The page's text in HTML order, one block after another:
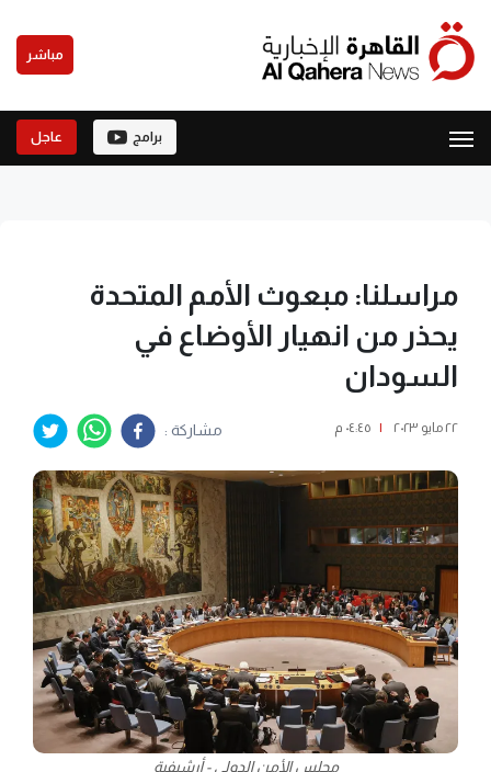
مباشر
برامج عاجل
مراسلنا: مبعوث الأمم المتحدة
يحذر من انهيار الأوضاع في
السودان
٢٢ مايو ٢٠٢٣ | ٠٤:٤٥ م مشاركة :
مجلس الأمن الدولي - أرشيفية